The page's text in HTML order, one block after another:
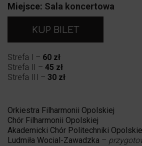
Miejsce: Sala koncertowa
KUP BILET
Strefa I – 60 zł
Strefa II – 45 zł
Strefa III – 30 zł
Orkiestra Filharmonii Opolskiej
Chór Filharmonii Opolskiej
Akademicki Chór Politechniki
Ludmiła Wocial-Zawadzka –